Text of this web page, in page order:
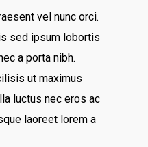
vel nunc orci.
sed ipsum lobortis
a porta nibh.
ut maximus
luctus nec eros ac
laoreet lorem a